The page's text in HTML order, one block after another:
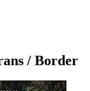
/ Border